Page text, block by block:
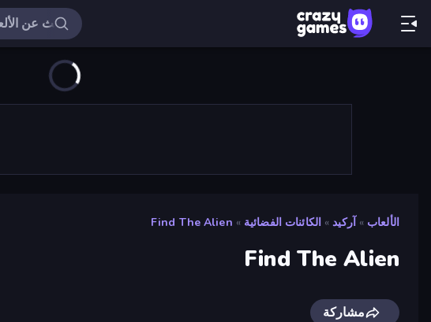
الألعاب » آركيد » الكائنات الفضائية »
Find The Alien
Find The Alien
مشاركة